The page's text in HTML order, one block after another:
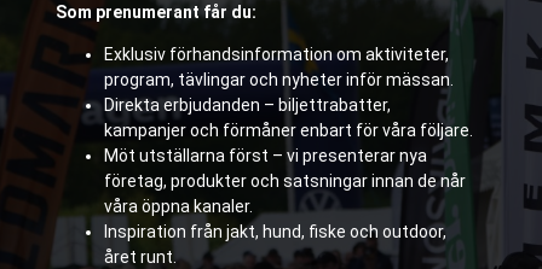
Som prenumerant får du:
Exklusiv förhandsinformation om aktiviteter,
program, tävlingar och nyheter inför mässan.
Direkta erbjudanden – biljettrabatter,
kampanjer och förmåner enbart för våra följare.
Möt utställarna först – vi presenterar nya
företag, produkter och satsningar innan de når
våra öppna kanaler.
Inspiration från jakt, hund, fiske och outdoor,
året runt.